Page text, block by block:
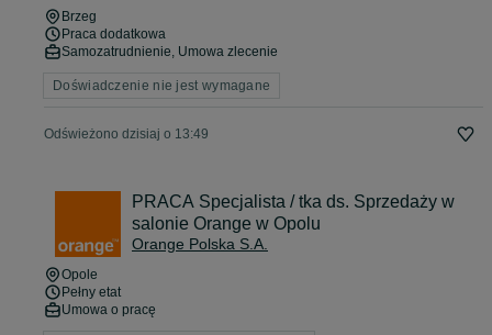
Brzeg
Praca dodatkowa
Samozatrudnienie, Umowa zlecenie
Doświadczenie nie jest wymagane
Odświeżono dzisiaj o 13:49
PRACA Specjalista / tka ds. Sprzedaży w
salonie Orange w Opolu
Orange Polska S.A.
Opole
Pełny etat
Umowa o pracę